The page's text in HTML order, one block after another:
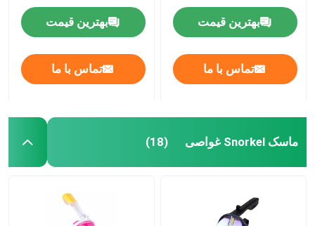
بهترین قیمت
تماس با ما
بهترین قیمت
تماس با ما
ماسک Snorkel غواصی (18)